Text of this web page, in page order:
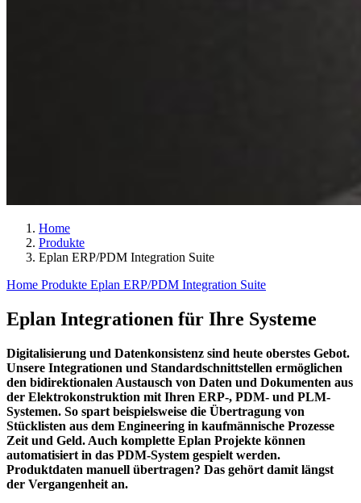
Home
Produkte
Eplan ERP/PDM Integration Suite
Home Produkte Eplan ERP/PDM Integration Suite
Eplan Integrationen für Ihre Systeme
Digitalisierung und Datenkonsistenz sind heute oberstes Gebot.
Unsere Integrationen und Standardschnittstellen ermöglichen
den bidirektionalen Austausch von Daten und Dokumenten aus
der Elektrokonstruktion mit Ihren ERP-, PDM- und PLM-
Systemen. So spart beispielsweise die Übertragung von
Stücklisten aus dem Engineering in kaufmännische Prozesse
Zeit und Geld. Auch komplette Eplan Projekte können
automatisiert in das PDM-System gespielt werden.
Produktdaten manuell übertragen? Das gehört damit längst
der Vergangenheit an.